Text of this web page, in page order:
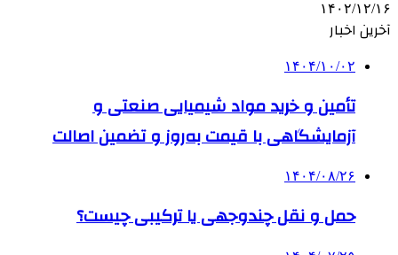
۱۴۰۲/۱۲/۱۶
آخرین اخبار
۱۴۰۴/۱۰/۰۲
تأمین و خرید مواد شیمیایی صنعتی و
آزمایشگاهی با قیمت به‌روز و تضمین اصالت
۱۴۰۴/۰۸/۲۶
حمل و نقل چندوجهی یا ترکیبی چیست؟